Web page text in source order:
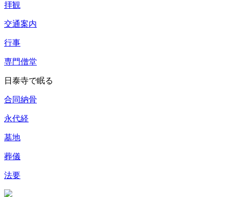
拝観
交通案内
行事
専門僧堂
日泰寺で眠る
合同納骨
永代経
墓地
葬儀
法要